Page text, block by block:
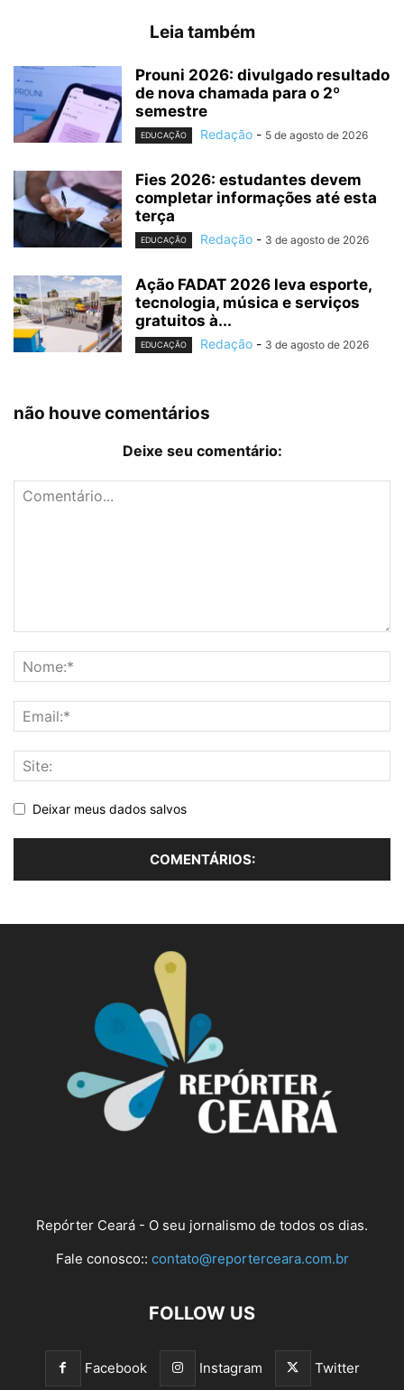
Leia também
Prouni 2026: divulgado resultado
de nova chamada para o 2º
semestre
EDUCAÇÃO Redação - 5 de agosto de 2026
Fies 2026: estudantes devem
completar informações até esta
terça
EDUCAÇÃO Redação - 3 de agosto de 2026
Ação FADAT 2026 leva esporte,
tecnologia, música e serviços
gratuitos à...
EDUCAÇÃO Redação - 3 de agosto de 2026
não houve comentários
Deixe seu comentário:
Deixar meus dados salvos
Repórter Ceará - O seu jornalismo de todos os dias.
Fale conosco:: contato@reporterceara.com.br
FOLLOW US
Facebook Instagram Twitter